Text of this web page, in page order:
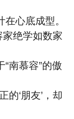
心底成型。
家绝学如数家
南慕容”的傲
的‘朋友’，却